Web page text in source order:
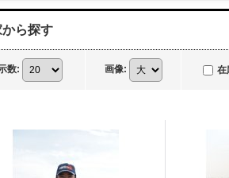
から探す
数: 画像: 在